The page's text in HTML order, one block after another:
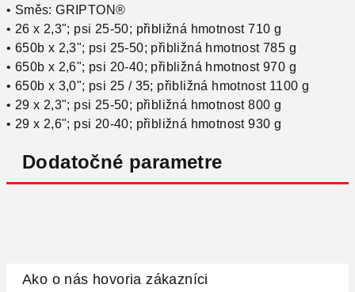
• Směs: GRIPTON®
• 26 x 2,3"; psi 25-50; přibližná hmotnost 710 g
• 650b x 2,3"; psi 25-50; přibližná hmotnost 785 g
• 650b x 2,6"; psi 20-40; přibližná hmotnost 970 g
• 650b x 3,0"; psi 25 / 35; přibližná hmotnost 1100 g
• 29 x 2,3"; psi 25-50; přibližná hmotnost 800 g
• 29 x 2,6"; psi 20-40; přibližná hmotnost 930 g
Dodatočné parametre